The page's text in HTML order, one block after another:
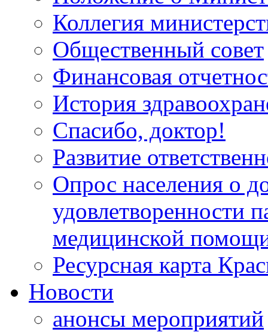
Коллегия
Общественный совет
Финансовая
История
Спасибо, доктор!
Развитие
Опрос населения о
удовлетворенности
медицинской
Ресурсная карта
Новости
анонсы мероприятий